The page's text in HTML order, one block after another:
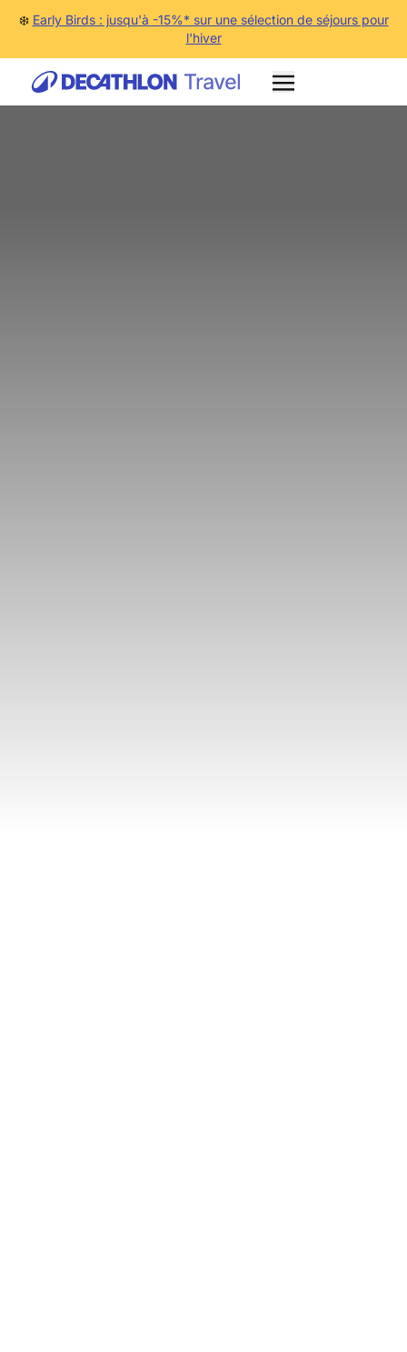
❄️ Early Birds : jusqu'à -15%* sur une sélection de séjours pour
l'hiver